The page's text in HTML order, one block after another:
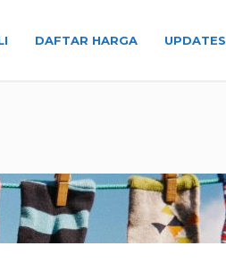
DAFTAR HARGA UPDATES